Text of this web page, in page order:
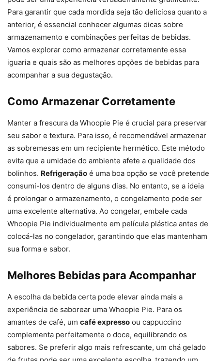
Para garantir que cada mordida seja tão deliciosa quanto a
anterior, é essencial conhecer algumas dicas sobre
armazenamento e combinações perfeitas de bebidas.
Vamos explorar como armazenar corretamente essa
iguaria e quais são as melhores opções de bebidas para
acompanhar a sua degustação.
Como Armazenar Corretamente
Manter a frescura da Whoopie Pie é crucial para preservar
seu sabor e textura. Para isso, é recomendável armazenar
as sobremesas em um recipiente hermético. Este método
evita que a umidade do ambiente afete a qualidade dos
bolinhos. Refrigeração é uma boa opção se você pretende
consumi-los dentro de alguns dias. No entanto, se a ideia
é prolongar o armazenamento, o congelamento pode ser
uma excelente alternativa. Ao congelar, embale cada
Whoopie Pie individualmente em película plástica antes de
colocá-las no congelador, garantindo que elas mantenham
sua forma e sabor.
Melhores Bebidas para Acompanhar
A escolha da bebida certa pode elevar ainda mais a
experiência de saborear uma Whoopie Pie. Para os
amantes de café, um café expresso ou cappuccino
complementa perfeitamente o doce, equilibrando os
sabores. Se preferir algo mais refrescante, um chá gelado